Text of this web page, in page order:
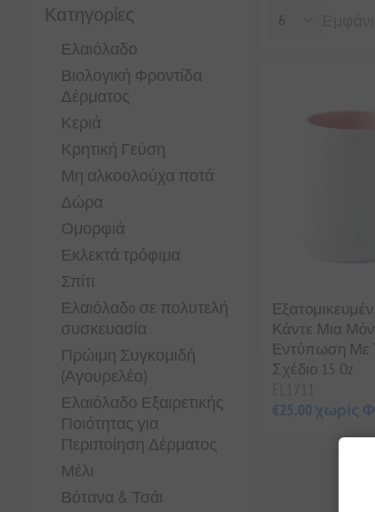
Κατηγορίες
Ελαιόλαδο
Βιολογική Φροντίδα
Δέρματος
Κεριά
Κρητική Γεύση
Μη αλκοολούχα ποτά
Δώρα
Ομορφιά
Εκλεκτά τρόφιμα
Σπίτι
Ελαιόλαδo σε πολυτελή
συσκευασία
Πρώιμη Συγκομιδή
(Αγουρελέο)
Ελαιόλαδο Εξαιρετικής
Ποιότητας για
Περιποίηση Δέρματος
Μέλι
Βότανα & Τσάι
Κάντε Μια
Εντύπωση Με
Σχέδιο 15 Oz
€25,00 χωρίς